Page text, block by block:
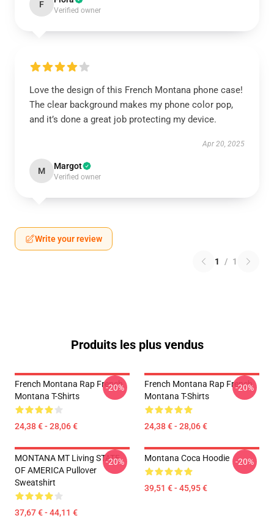
F
Verified owner
Love the design of this French Montana phone case!
The clear background makes my phone color pop,
and it’s done a great job protecting my device.
Apr 20, 2025
M Margot
Verified owner
Write your review
1 / 1
Produits les plus vendus
French Montana Rap French
Montana T-Shirts
24,38 € - 28,06 €
-20%
French Montana Rap French
Montana T-Shirts
24,38 € - 28,06 €
-20%
MONTANA MT Living STATE
OF AMERICA Pullover
Sweatshirt
37,67 € - 44,11 €
-20% Montana Coca Hoodie
39,51 € - 45,95 €
-20%